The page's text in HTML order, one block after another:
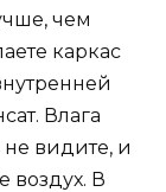
чем
каркас
Влага
не видите, и
воздух. В